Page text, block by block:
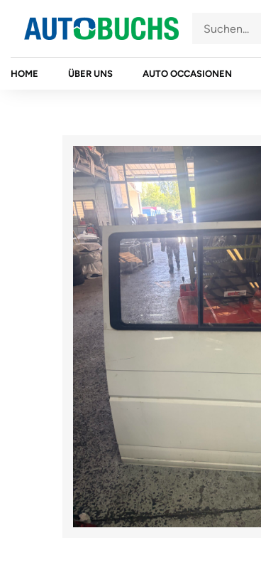
Inhalt
springen
HOME ÜBER UNS AUTO OCCASIONEN